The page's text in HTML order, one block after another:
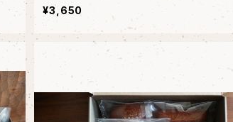
¥3,650